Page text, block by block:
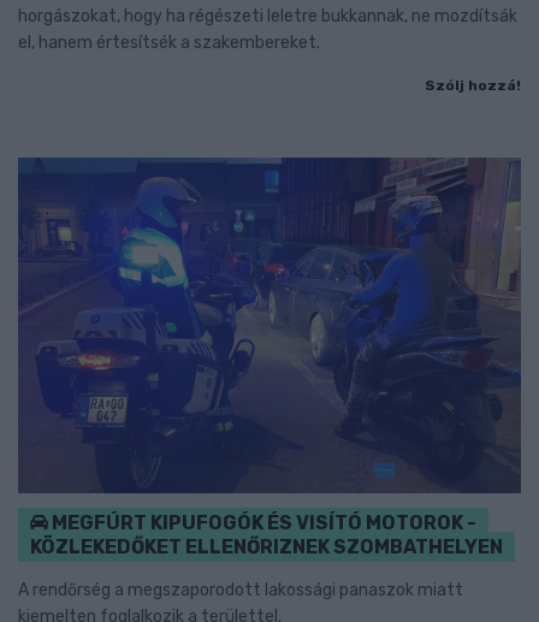
horgászokat, hogy ha régészeti leletre bukkannak, ne mozdítsák
el, hanem értesítsék a szakembereket.
Szólj hozzá!
MEGFÚRT KIPUFOGÓK ÉS VISÍTÓ MOTOROK -
KÖZLEKEDŐKET ELLENŐRIZNEK SZOMBATHELYEN
A rendőrség a megszaporodott lakossági panaszok miatt
kiemelten foglalkozik a területtel.